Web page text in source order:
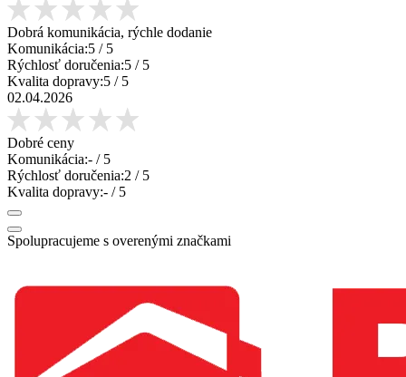
Dobrá komunikácia, rýchle dodanie
Komunikácia:5 / 5
Rýchlosť doručenia:5 / 5
Kvalita dopravy:5 / 5
02.04.2026
Dobré ceny
Komunikácia:- / 5
Rýchlosť doručenia:2 / 5
Kvalita dopravy:- / 5
Spolupracujeme s overenými značkami